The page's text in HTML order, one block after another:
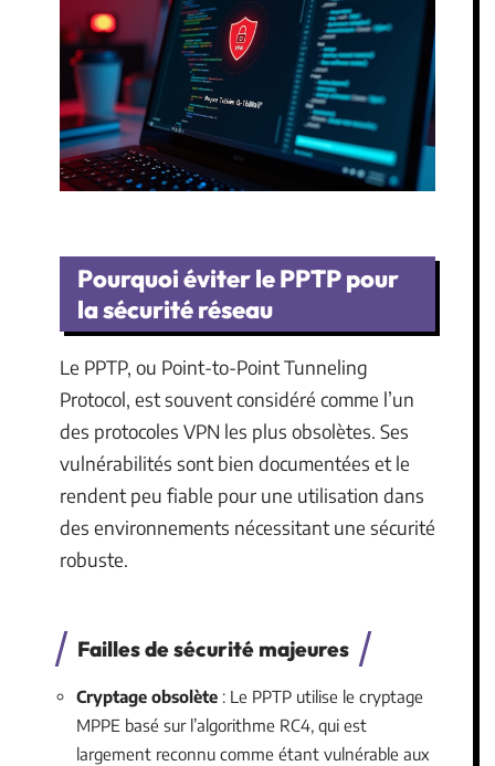
Pourquoi éviter le PPTP pour
la sécurité réseau
Le PPTP, ou Point-to-Point Tunneling
Protocol, est souvent considéré comme l’un
des protocoles VPN les plus obsolètes. Ses
vulnérabilités sont bien documentées et le
rendent peu fiable pour une utilisation dans
des environnements nécessitant une sécurité
robuste.
Failles de sécurité majeures
Cryptage obsolète : Le PPTP utilise le cryptage
MPPE basé sur l’algorithme RC4, qui est
largement reconnu comme étant vulnérable aux